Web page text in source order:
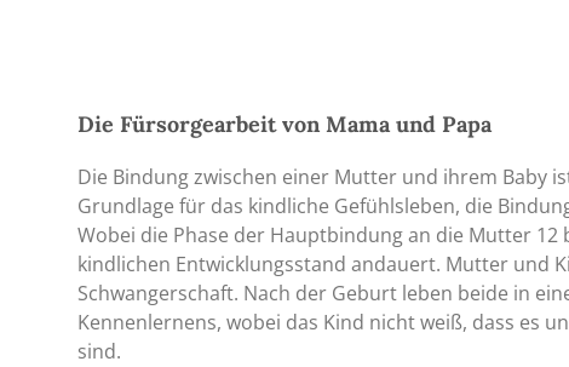
Die Fürsorgearbeit von Mama und Papa
Die Bindung zwischen einer Mutter und ihrem Baby
Grundlage für das kindliche Gefühlsleben, die
Wobei die Phase der Hauptbindung an die Mutter
kindlichen Entwicklungsstand andauert. Mutter und
Schwangerschaft. Nach der Geburt leben beide in
Kennenlernens, wobei das Kind nicht weiß, dass es
sind.